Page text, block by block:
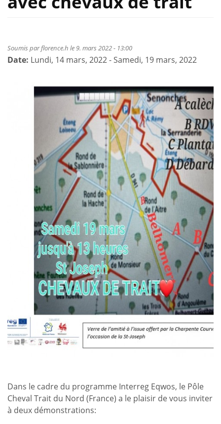
Soumis parflorence.h le 9. mars 2022 - 13:00
Date: Lundi, 14 mars, 2022- Samedi, 19 mars, 2022
Dans le cadre du programme Interreg Eqwos, le Pôle
Cheval Trait du Nord (France) a le plaisir de vous inviter
à deux démonstrations: